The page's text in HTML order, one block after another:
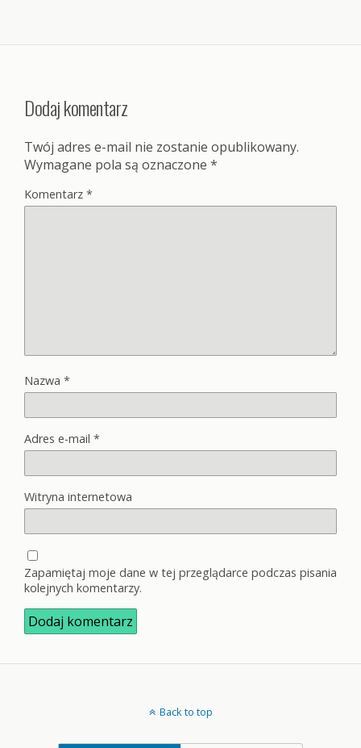
Dodaj komentarz
Twój adres e-mail nie zostanie opublikowany.
Wymagane pola są oznaczone *
Komentarz *
Nazwa *
Adres e-mail *
Witryna internetowa
Zapamiętaj moje dane w tej przeglądarce podczas pisania
kolejnych komentarzy.
Back to top